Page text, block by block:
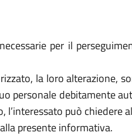
per il
la loro alterazione,
personale debitamente
può chiedere
presente informativa.